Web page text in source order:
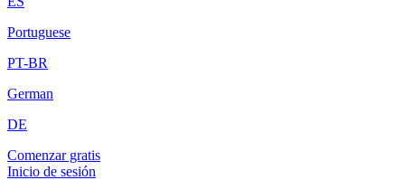
Portuguese
PT-BR
German
DE
Comenzar gratis
Inicio de sesión